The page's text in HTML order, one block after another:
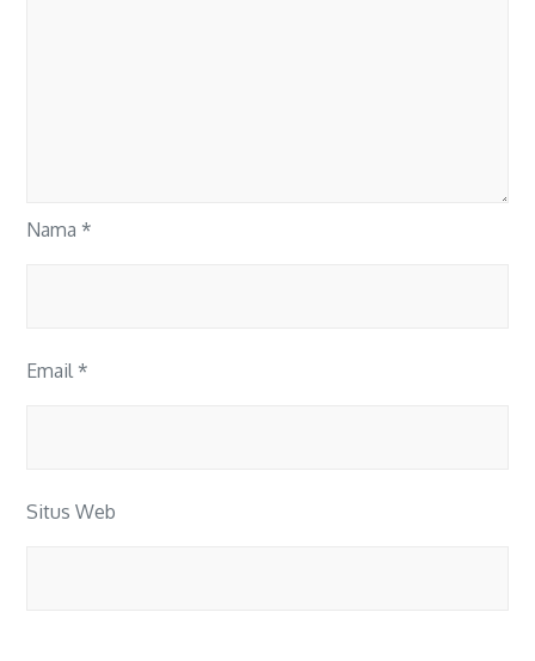
Nama *
Email *
Situs Web